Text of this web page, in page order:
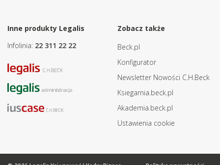
Inne produkty Legalis
Infolinia: 22 311 22 22
Zobacz także
Beck.pl
Konfigurator
Newsletter Nowości C.H.Beck
Ksiegarnia.beck.pl
Akademia.beck.pl
Ustawienia cookie